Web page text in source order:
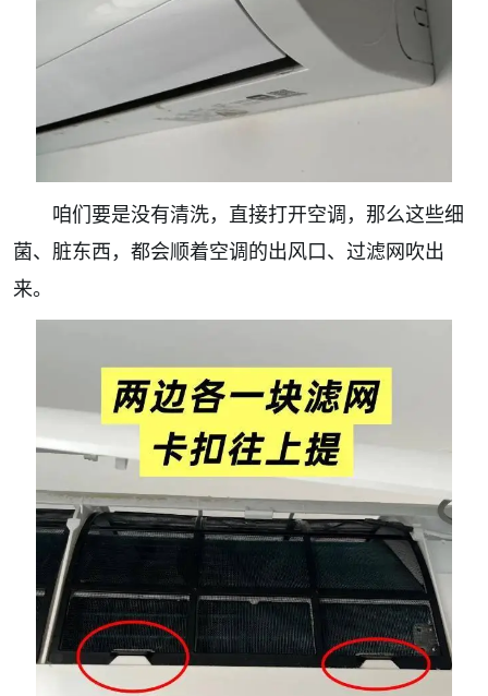
咱们要是没有清洗，直接打开空调，那么这些细
菌、脏东西，都会顺着空调的出风口、过滤网吹出
来。